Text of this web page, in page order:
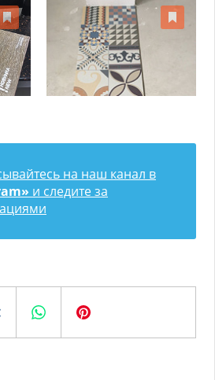
на наш канал в
и следите за